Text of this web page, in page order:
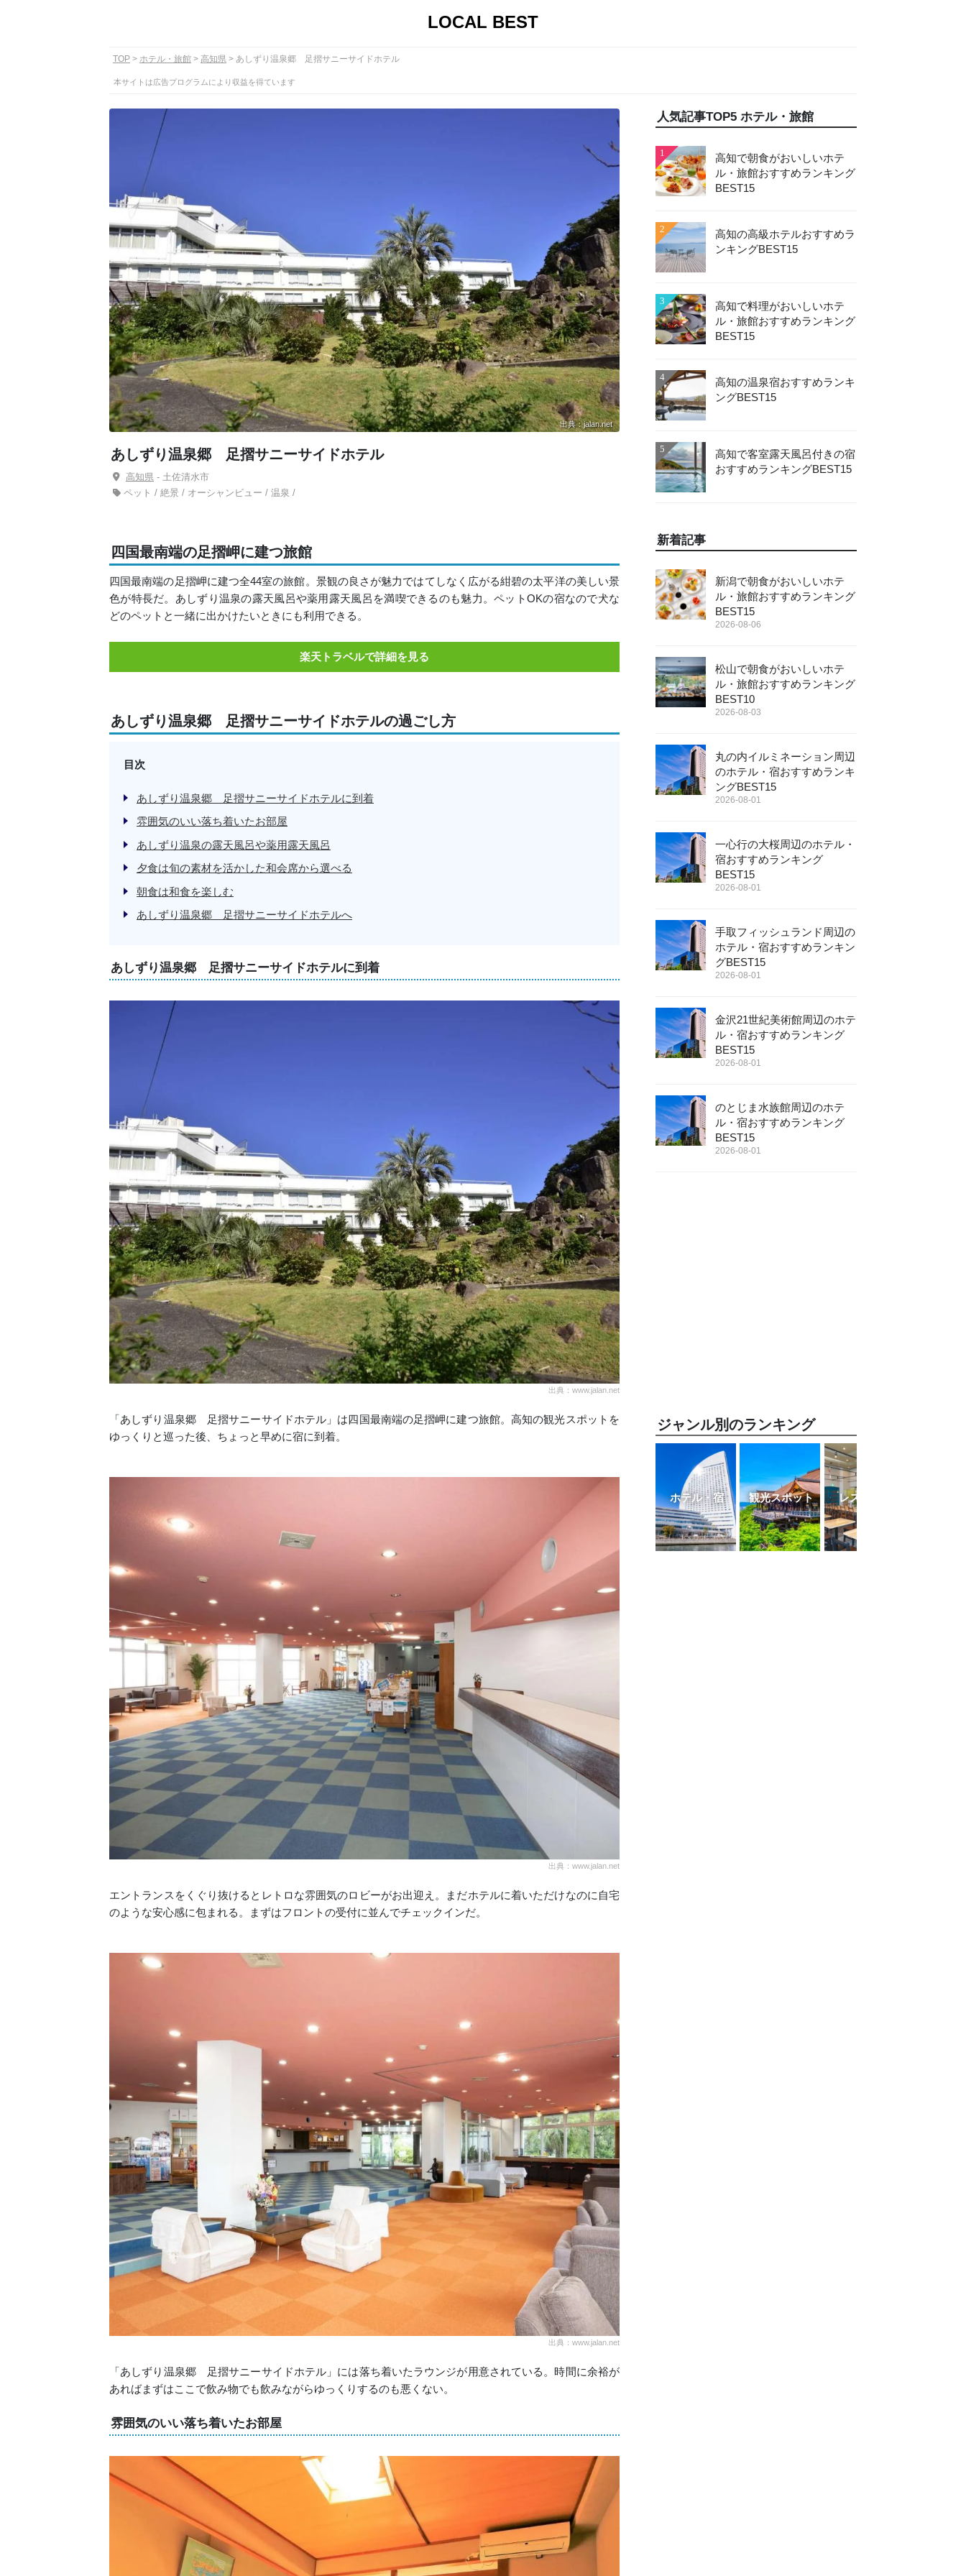
LOCAL BEST
TOP ホテル・旅館 高知県 あしずり温泉郷 足摺サニーサイドホテル
本サイトは広告プログラムにより収益を得ています
出典：jalan.net
あしずり温泉郷 足摺サニーサイドホテル
高知県 - 土佐清水市
ペット / 絶景 / オーシャンビュー / 温泉 /
四国最南端の足摺岬に建つ旅館
四国最南端の足摺岬に建つ全44室の旅館。景観の良さが魅力ではてしなく広がる紺碧の太平洋の美しい景
色が特長だ。あしずり温泉の露天風呂や薬用露天風呂を満喫できるのも魅力。ペットOKの宿なので犬な
どのペットと一緒に出かけたいときにも利用できる。
楽天トラベルで詳細を見る
あしずり温泉郷 足摺サニーサイドホテルの過ごし方
目次
あしずり温泉郷 足摺サニーサイドホテルに到着
雰囲気のいい落ち着いたお部屋
あしずり温泉の露天風呂や薬用露天風呂
夕食は旬の素材を活かした和会席から選べる
朝食は和食を楽しむ
あしずり温泉郷 足摺サニーサイドホテルへ
あしずり温泉郷 足摺サニーサイドホテルに到着
出典：www.jalan.net
「あしずり温泉郷 足摺サニーサイドホテル」は四国最南端の足摺岬に建つ旅館。高知の観光スポットを
ゆっくりと巡った後、ちょっと早めに宿に到着。
出典：www.jalan.net
エントランスをくぐり抜けるとレトロな雰囲気のロビーがお出迎え。まだホテルに着いただけなのに自宅
のような安心感に包まれる。まずはフロントの受付に並んでチェックインだ。
出典：www.jalan.net
「あしずり温泉郷 足摺サニーサイドホテル」には落ち着いたラウンジが用意されている。時間に余裕が
あればまずはここで飲み物でも飲みながらゆっくりするのも悪くない。
雰囲気のいい落ち着いたお部屋
人気記事TOP5 ホテル・旅館
1
高知で朝食がおいしいホテ
ル・旅館おすすめランキング
BEST15
2
高知の高級ホテルおすすめラ
ンキングBEST15
3
高知で料理がおいしいホテ
ル・旅館おすすめランキング
BEST15
4
高知の温泉宿おすすめランキ
ングBEST15
5
高知で客室露天風呂付きの宿
おすすめランキングBEST15
新着記事
新潟で朝食がおいしいホテ
ル・旅館おすすめランキング
BEST15
2026-08-06
松山で朝食がおいしいホテ
ル・旅館おすすめランキング
BEST10
2026-08-03
丸の内イルミネーション周辺
のホテル・宿おすすめランキ
ングBEST15
2026-08-01
一心行の大桜周辺のホテル・
宿おすすめランキング
BEST15
2026-08-01
手取フィッシュランド周辺の
ホテル・宿おすすめランキン
グBEST15
2026-08-01
金沢21世紀美術館周辺のホテ
ル・宿おすすめランキング
BEST15
2026-08-01
のとじま水族館周辺のホテ
ル・宿おすすめランキング
BEST15
2026-08-01
ジャンル別のランキング
ホテル・宿 観光スポット レストラン